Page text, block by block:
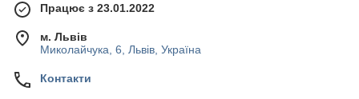
Працює з 23.01.2022
м. Львів
Миколайчука, 6, Львів, Україна
Контакти